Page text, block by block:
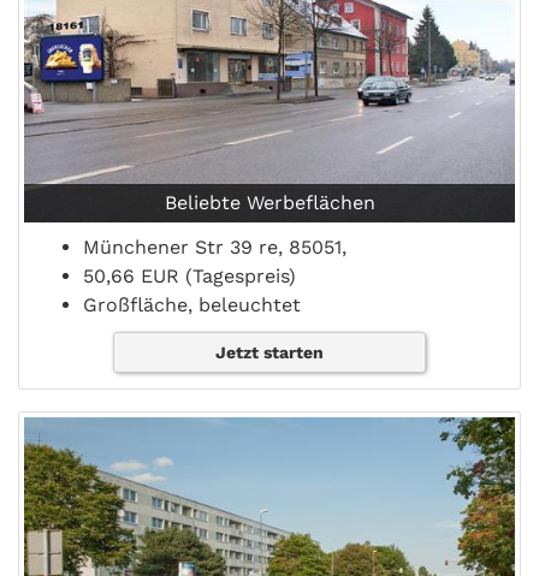
Beliebte Werbeflächen
Münchener Str 39 re, 85051,
50,66 EUR (Tagespreis)
Großfläche, beleuchtet
Jetzt starten